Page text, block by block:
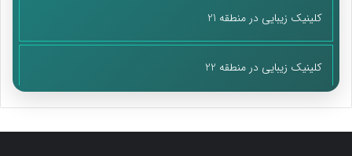
کلینیک زیبایی در منطقه 21
کلینیک زیبایی در منطقه 22